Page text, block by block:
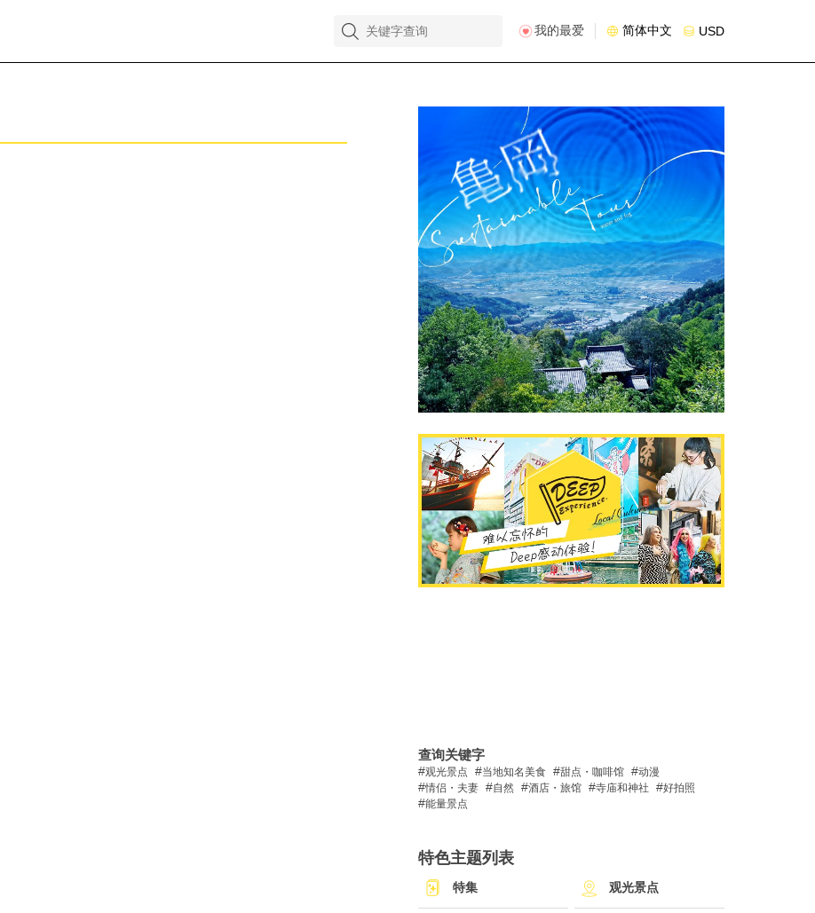
我的最爱 简体中文 USD
查询关键字
观光景点 当地知名美食 甜点・咖啡馆
动漫
情侣・夫妻
自然 酒店・旅馆 寺庙和神社
好拍照
能量景点
特色主题列表
特集 观光景点